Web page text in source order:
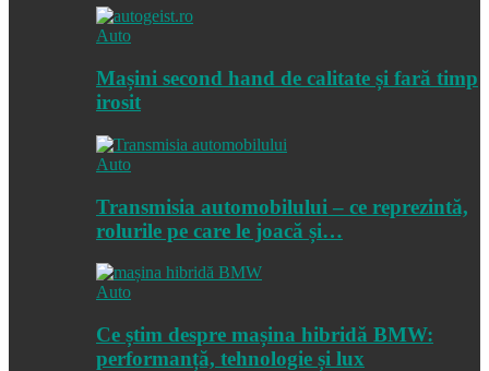
Auto
Mașini second hand de calitate și fară timp
irosit
Auto
Transmisia automobilului – ce reprezintă,
rolurile pe care le joacă și…
Auto
Ce știm despre mașina hibridă BMW:
performanță, tehnologie și lux